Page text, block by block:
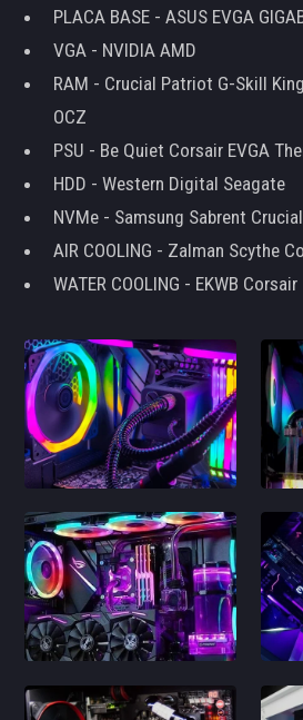
PLACA BASE - ASUS EVGA
VGA - NVIDIA AMD
RAM - Crucial Patriot G-Skill
OCZ
PSU - Be Quiet Corsair EVGA
HDD - Western Digital Seagate
NVMe - Samsung Sabrent Crucial
AIR COOLING - Zalman Scythe
WATER COOLING - EKWB Corsair